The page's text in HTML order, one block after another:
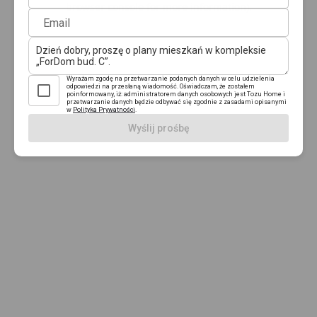
Email
Wyrażam zgodę na przetwarzanie podanych danych w celu udzielenia
odpowiedzi na przesłaną wiadomość. Oświadczam, że zostałem
poinformowany, iż: administratorem danych osobowych jest Tozu Home i
przetwarzanie danych będzie odbywać się zgodnie z zasadami opisanymi
w Polityka Prywatności
Wyślij prośbę
browser console for more information).